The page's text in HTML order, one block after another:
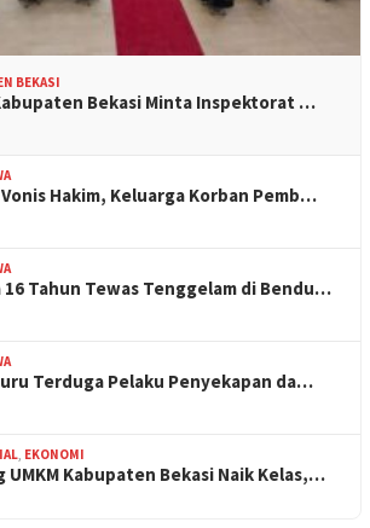
BEKASI
Bekasi Minta Inspektorat …
Hakim, Keluarga Korban Pemb…
16 Tahun Tewas Tenggelam di Bendu…
Terduga Pelaku Penyekapan da…
, EKONOMI
UMKM Kabupaten Bekasi Naik Kelas,…